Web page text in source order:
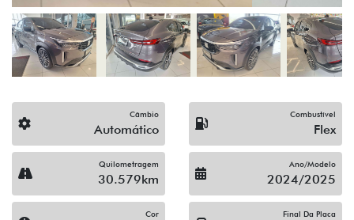
Câmbio
Automático
Combustível
Flex
Quilometragem
30.579km
Ano/Modelo
2024/2025
Cor Final Da Placa